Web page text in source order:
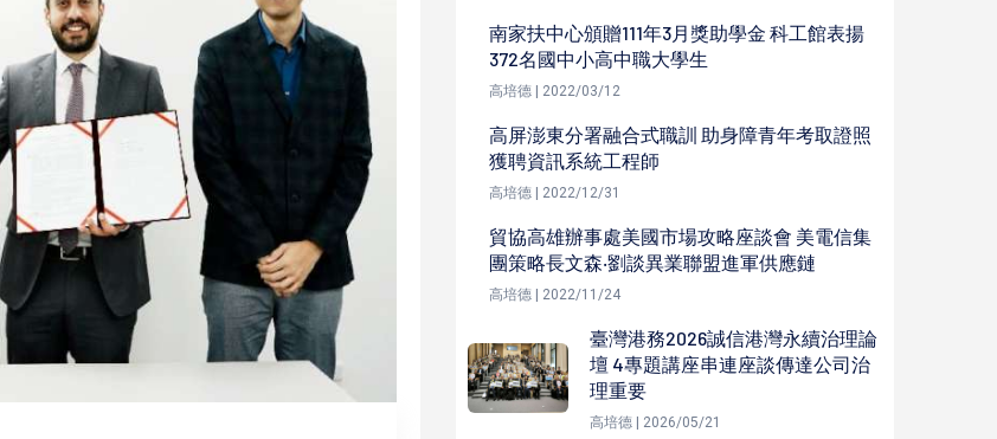
南家扶中心頒贈111年3月獎助學金 科工館表揚
372名國中小高中職大學生
高培德 | 2022/03/12
高屏澎東分署融合式職訓 助身障青年考取證照
獲聘資訊系統工程師
高培德 | 2022/12/31
貿協高雄辦事處美國市場攻略座談會 美電信集
團策略長文森‧劉談異業聯盟進軍供應鏈
高培德 | 2022/11/24
臺灣港務2026誠信港灣永續治理論
壇 4專題講座串連座談傳達公司治
理重要
高培德 | 2026/05/21